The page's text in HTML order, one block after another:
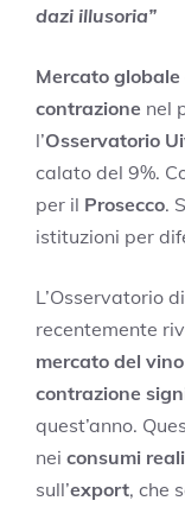
dazi illusoria”
Mercato
contrazione nel
l’Osservatorio
calato del 9%.
per il Prosecco.
istituzioni per
L’Osservatorio
recentemente
mercato del
contrazione
quest’anno.
nei consumi reali
sull’export, che